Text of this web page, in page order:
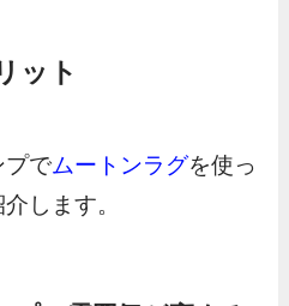
ット
プでムートンラグを使っ
します。